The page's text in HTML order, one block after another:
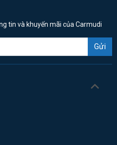
tin và khuyến mãi của Carmudi
Gửi